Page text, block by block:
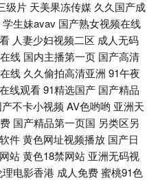
视频网站入口 欧美AV性 伪娘白丝
品区 中日韩日日 白丝喷水喷浆 激
插 WWW嫩逼91 韩日色色网 欧美
青草园 久久私色房免费 AV熟女 天
级片 天美果冻传媒 久久国产成
学生妹avav 国产熟女视频在线
人妻少妇视频二区 成人无码
线 国内主播第一页 国产高清
线 久久偷拍高清亚洲 91午夜
线观看91精选国产 国产精品
产不卡小视频 AV色哟哟 亚洲天
国产精品第一页国 另类区另
件黄色网址视频播放 国产日
站黄色18禁网站 亚洲无码视
理电影香港 成人免费蜜桃91色